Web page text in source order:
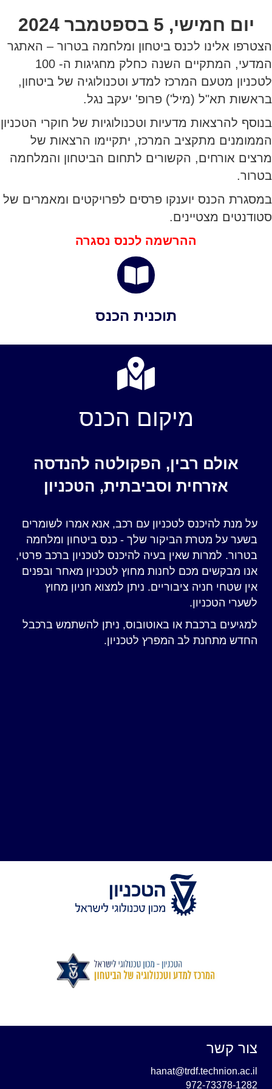
יום חמישי, 5 בספטמבר 2024
הצטרפו אלינו לכנס ביטחון ומלחמה בטרור – האתגר
המדעי, המתקיים השנה כחלק מחגיגות ה- 100
לטכניון מטעם המרכז למדע וטכנולוגיה של ביטחון,
בראשות תא"ל (מיל') פרופ' יעקב נגל.
בנוסף להרצאות מדעיות וטכנולוגיות של חוקרי הטכניון
הממומנים מתקציב המרכז, יתקיימו הרצאות של
מרצים אורחים, הקשורים לתחום הביטחון והמלחמה
בטרור.
במסגרת הכנס יוענקו פרסים לפרויקטים ומאמרים של
סטודנטים מצטיינים.
ההרשמה לכנס נסגרה
תוכנית הכנס
מיקום הכנס
אולם רבין, הפקולטה להנדסה
אזרחית וסביבתית, הטכניון
על מנת להיכנס לטכניון עם רכב, אנא אמרו לשומרים
בשער על מטרת הביקור שלך - כנס ביטחון ומלחמה
בטרור. למרות שאין בעיה להיכנס לטכניון ברכב פרטי,
אנו מבקשים מכם לחנות מחוץ לטכניון מאחר ובפנים
אין שטחי חניה ציבוריים. ניתן למצוא חניון מחוץ
לשערי הטכניון.
למגיעים ברכבת או באוטובוס, ניתן להשתמש ברכבל
החדש מתחנת לב המפרץ לטכניון.
צור קשר
hanat@trdf.technion.ac.il
972-73378-1282